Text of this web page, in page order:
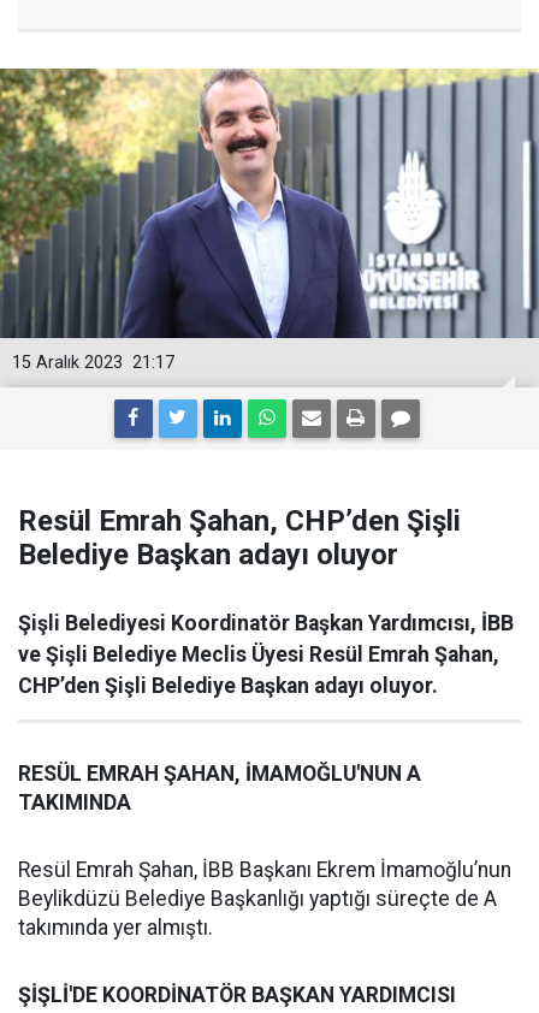
21:17
15 Aralık 2023
Resül Emrah Şahan, CHP’den Şişli
Belediye Başkan adayı oluyor
Şişli Belediyesi Koordinatör Başkan Yardımcısı, İBB
ve Şişli Belediye Meclis Üyesi Resül Emrah Şahan,
CHP’den Şişli Belediye Başkan adayı oluyor.
RESÜL EMRAH ŞAHAN, İMAMOĞLU'NUN A
TAKIMINDA
Resül Emrah Şahan, İBB Başkanı Ekrem İmamoğlu’nun
Beylikdüzü Belediye Başkanlığı yaptığı süreçte de A
takımında yer almıştı.
ŞİŞLİ'DE KOORDİNATÖR BAŞKAN YARDIMCISI